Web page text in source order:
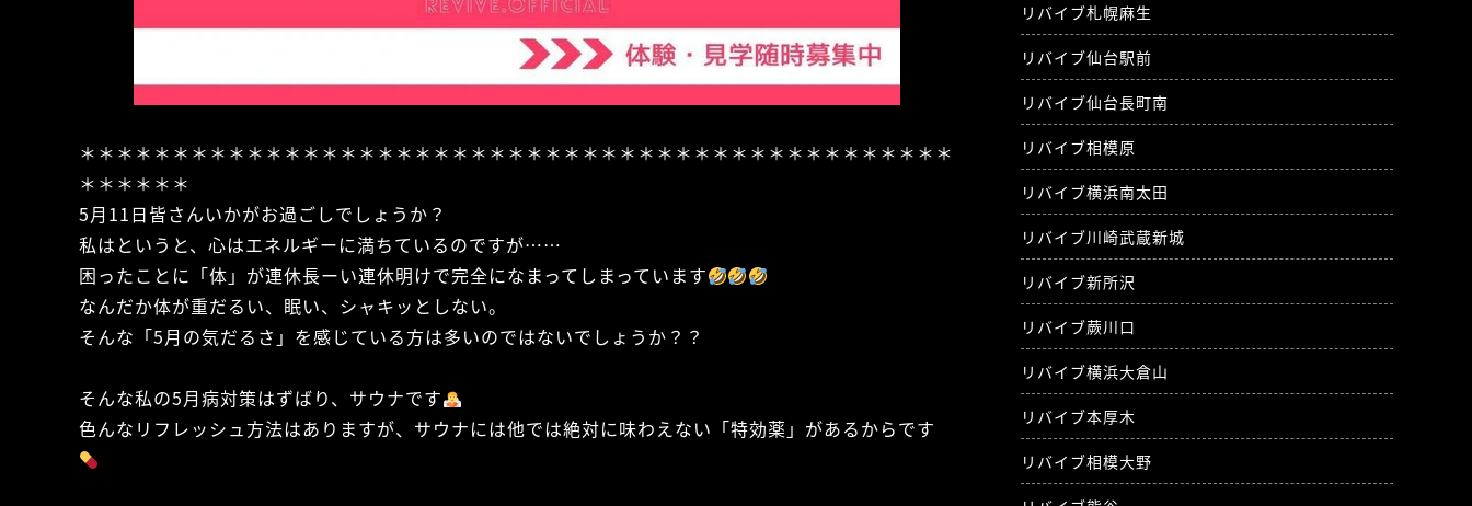
＊＊＊＊＊＊＊＊＊＊＊＊＊＊＊＊＊＊＊＊＊＊＊＊＊＊＊＊＊＊＊＊＊＊＊＊＊＊＊＊＊＊＊＊＊＊＊
＊＊＊＊＊＊
5月11日皆さんいかがお過ごしでしょうか？
私はというと、心はエネルギーに満ちているのですが……
困ったことに「体」が連休長ーい連休明けで完全になまってしまっています
なんだか体が重だるい、眠い、シャキッとしない。
そんな「5月の気だるさ」を感じている方は多いのではないでしょうか？？
そんな私の5月病対策はずばり、サウナです
色んなリフレッシュ方法はありますが、サウナには他では絶対に味わえない「特効薬」があるからです
リバイブ札幌麻生
リバイブ仙台駅前
リバイブ仙台長町南
リバイブ相模原
リバイブ横浜南太田
リバイブ川崎武蔵新城
リバイブ新所沢
リバイブ蕨川口
リバイブ横浜大倉山
リバイブ本厚木
リバイブ相模大野